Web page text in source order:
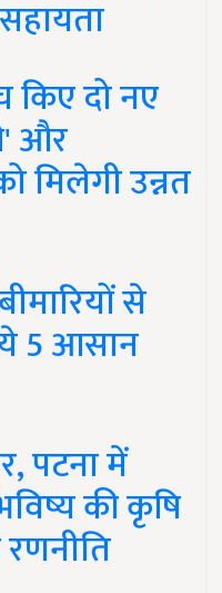
दो नए
और
मिलेगी उन्नत
से
5 आसान
पटना में
की कृषि